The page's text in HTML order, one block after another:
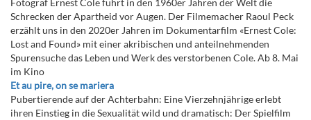
Fotograf Ernest Cole führt in den 1960er Jahren der Welt die
Schrecken der Apartheid vor Augen. Der Filmemacher Raoul Peck
erzählt uns in den 2020er Jahren im Dokumentarfilm «Ernest Cole:
Lost and Found» mit einer akribischen und anteilnehmenden
Spurensuche das Leben und Werk des verstorbenen Cole. Ab 8. Mai
im Kino
Et au pire, on se mariera
Pubertierende auf der Achterbahn: Eine Vierzehnjährige erlebt
ihren Einstieg in die Sexualität wild und dramatisch: Der Spielfilm